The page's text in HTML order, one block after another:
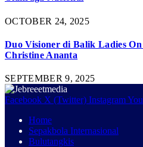
OCTOBER 24, 2025
Duo Visioner di Balik Ladies
Christine Ananta
SEPTEMBER 9, 2025
Facebook X (Twitter) Instagram
Home
Sepakbola Internasional
Bulutangkis